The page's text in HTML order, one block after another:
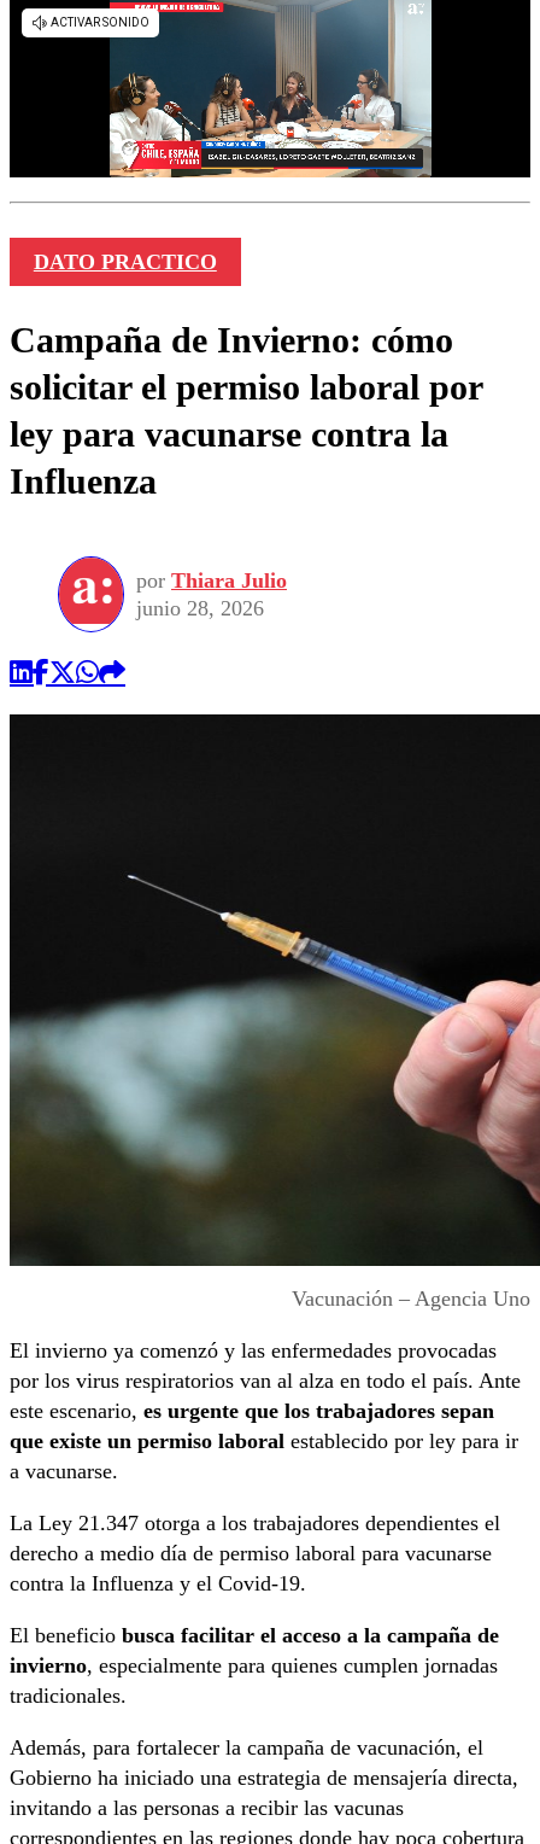
DATO PRACTICO
Campaña de Invierno: cómo
solicitar el permiso laboral por
ley para vacunarse contra la
Influenza
por Thiara Julio
junio 28, 2026
Vacunación – Agencia Uno
El invierno ya comenzó y las enfermedades provocadas
por los virus respiratorios van al alza en todo el país. Ante
este escenario, es urgente que los trabajadores sepan
que existe un permiso laboral establecido por ley para ir
a vacunarse.
La Ley 21.347 otorga a los trabajadores dependientes el
derecho a medio día de permiso laboral para vacunarse
contra la Influenza y el Covid-19.
El beneficio busca facilitar el acceso a la campaña de
invierno, especialmente para quienes cumplen jornadas
tradicionales.
Además, para fortalecer la campaña de vacunación, el
Gobierno ha iniciado una estrategia de mensajería directa,
invitando a las personas a recibir las vacunas
correspondientes en las regiones donde hay poca cobertura